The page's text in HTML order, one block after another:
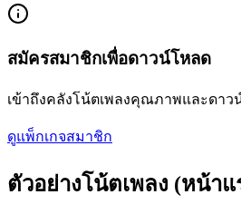
สมัครสมาชิกเพื่อดาวน์โหลด
เข้าถึงคลังโน้ตเพลงคุณภาพและดา
ดูแพ็กเกจสมาชิก
ตัวอย่างโน้ตเพลง (หน้าแ